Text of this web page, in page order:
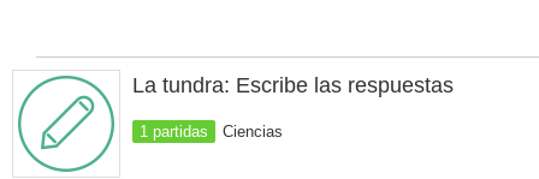
La tundra: Escribe las respuestas
1 partidas Ciencias